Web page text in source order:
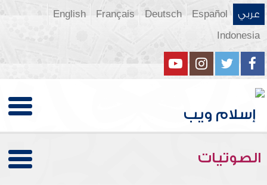
عربي Español
Deutsch
Français
English
Indonesia
الصوتيات